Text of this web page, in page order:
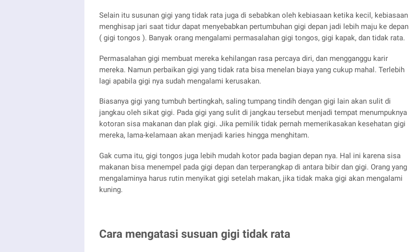
Selain itu susunan gigi yang tidak rata juga di sebabkan oleh kebiasaan ketika kecil, kebiasaan
menghisap jari saat tidur dapat menyebabkan pertumbuhan gigi depan jadi lebih maju ke depan
( gigi tongos ). Banyak orang mengalami permasalahan gigi tongos, gigi kapak, dan tidak rata.
Permasalahan gigi membuat mereka kehilangan rasa percaya diri, dan mengganggu karir
mereka. Namun perbaikan gigi yang tidak rata bisa menelan biaya yang cukup mahal. Terlebih
lagi apabila gigi nya sudah mengalami kerusakan.
Biasanya gigi yang tumbuh bertingkah, saling tumpang tindih dengan gigi lain akan sulit di
jangkau oleh sikat gigi. Pada gigi yang sulit di jangkau tersebut menjadi tempat menumpuknya
kotoran sisa makanan dan plak gigi. Jika pemilik tidak pernah memerikasakan kesehatan gigi
mereka, lama-kelamaan akan menjadi karies hingga menghitam.
Gak cuma itu, gigi tongos juga lebih mudah kotor pada bagian depan nya. Hal ini karena sisa
makanan bisa menempel pada gigi depan dan terperangkap di antara bibir dan gigi. Orang yang
mengalaminya harus rutin menyikat gigi setelah makan, jika tidak maka gigi akan mengalami
kuning.
Cara mengatasi susuan gigi tidak rata